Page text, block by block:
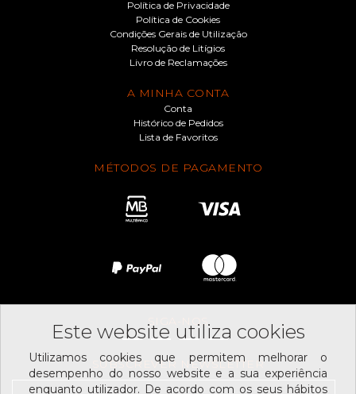
Política de Privacidade
Política de Cookies
Condições Gerais de Utilização
Resolução de Litígios
Livro de Reclamações
A MINHA CONTA
Conta
Histórico de Pedidos
Lista de Favoritos
MÉTODOS DE PAGAMENTO
SIGA-NOS
SUBSCREVER NEWSLETTER
Este website utiliza cookies
Utilizamos cookies que permitem melhorar o
desempenho do nosso website e a sua experiência
enquanto utilizador. De acordo com os seus hábitos